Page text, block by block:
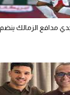
مدافع الزمالك